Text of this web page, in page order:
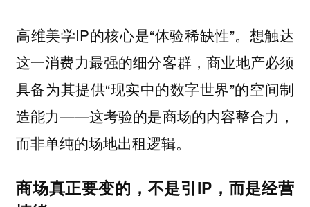
高维美学IP的核心是“体验稀缺性”。想触达
这一消费力最强的细分客群，商业地产必须
具备为其提供“现实中的数字世界”的空间制
造能力——这考验的是商场的内容整合力，
而非单纯的场地出租逻辑。
商场真正要变的，不是引IP，而是经营